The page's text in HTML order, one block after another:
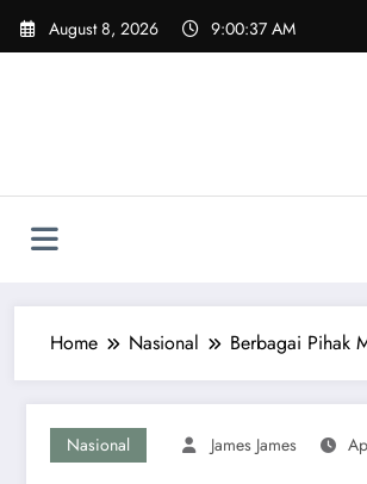
Skip
August 8, 2026 9:00:38 AM
Home Nasional Berbagai Pihak
Nasional James James